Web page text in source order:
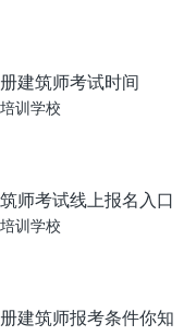
建筑师考试时间
训学校
师考试线上报名入口
训学校
建筑师报考条件你知